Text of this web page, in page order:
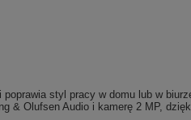
styl pracy w domu lub w
& Olufsen Audio i kamerę 2 MP,